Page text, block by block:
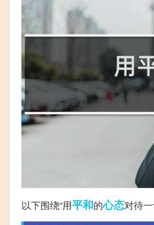
以下围绕“用平和的心态对待